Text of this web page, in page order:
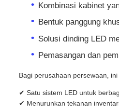
Kombinasi kabinet
Bentuk panggung
Solusi dinding LED
Pemasangan dan
Bagi perusahaan persewaan,
✔ Satu sistem LED untuk
✔ Menurunkan tekanan